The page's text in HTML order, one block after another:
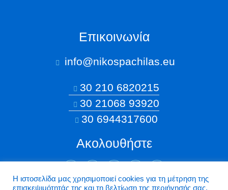
Επικοινωνία
info@nikospachilas.eu​
Ακολουθήστε
30 210 6820215
30 21068 93920
30 6944317600
Η ιστοσελίδα μας χρησιμοποιεί cookies για τη μέτρηση της
επισκεψιμότητάς της και τη βελτίωση της περιήγησής σας.